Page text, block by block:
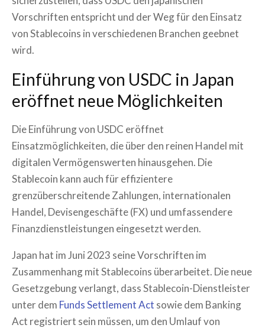
Vorschriften entspricht und der Weg für den Einsatz
von Stablecoins in verschiedenen Branchen geebnet
wird.
Einführung von USDC in Japan
eröffnet neue Möglichkeiten
Die Einführung von USDC eröffnet
Einsatzmöglichkeiten, die über den reinen Handel mit
digitalen Vermögenswerten hinausgehen. Die
Stablecoin kann auch für effizientere
grenzüberschreitende Zahlungen, internationalen
Handel, Devisengeschäfte (FX) und umfassendere
Finanzdienstleistungen eingesetzt werden.
Japan hat im Juni 2023 seine Vorschriften im
Zusammenhang mit Stablecoins überarbeitet. Die neue
Gesetzgebung verlangt, dass Stablecoin-Dienstleister
unter dem Funds Settlement Act sowie dem Banking
Act registriert sein müssen, um den Umlauf von